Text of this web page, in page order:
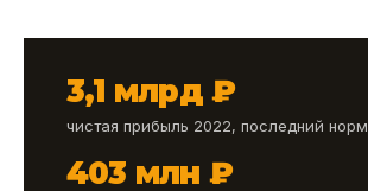
3,1 млрд ₽
чистая прибыль 2022, последний
403 млн ₽